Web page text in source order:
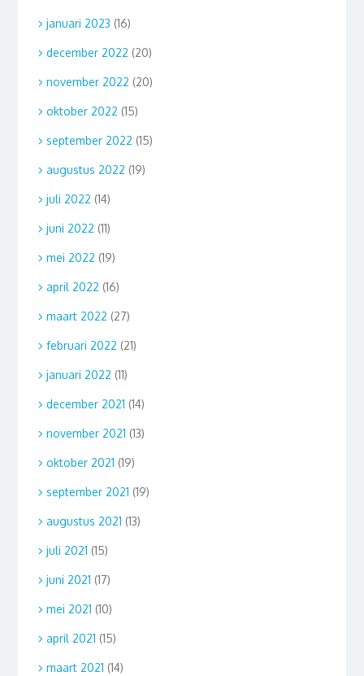
januari 2023 (16)
december 2022 (20)
november 2022 (20)
oktober 2022 (15)
september 2022 (15)
augustus 2022 (19)
juli 2022 (14)
juni 2022 (11)
mei 2022 (19)
april 2022 (16)
maart 2022 (27)
februari 2022 (21)
januari 2022 (11)
december 2021 (14)
november 2021 (13)
oktober 2021 (19)
september 2021 (19)
augustus 2021 (13)
juli 2021 (15)
juni 2021 (17)
mei 2021 (10)
april 2021 (15)
maart 2021 (14)